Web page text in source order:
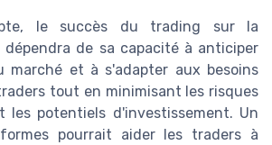
le succès du trading sur la
de sa capacité à anticiper
marché et à s'adapter aux besoins
tout en minimisant les risques
les potentiels d'investissement. Un
pourrait aider les traders à